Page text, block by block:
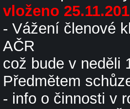
vloženo
- Vážení členové
AČR
což bude v neděli
Předmětem
- info o činnosti v